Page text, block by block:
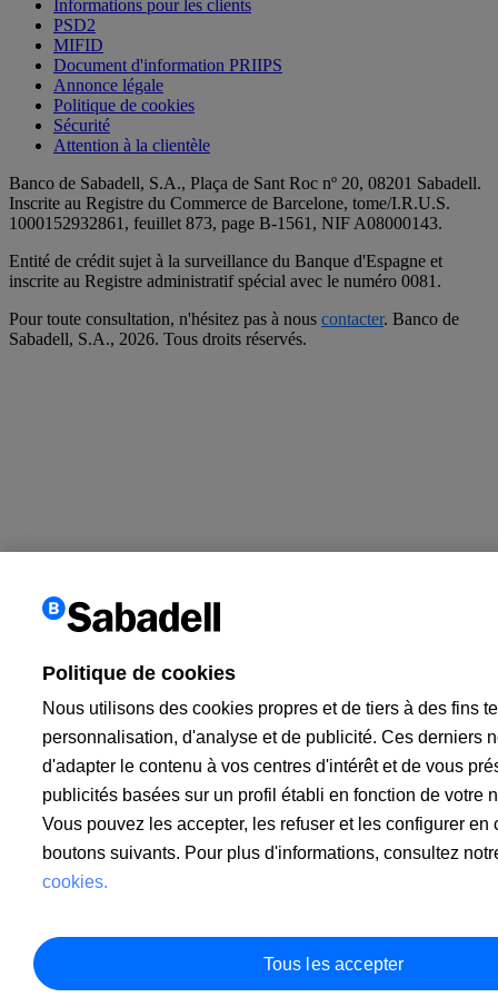
Informations pour les clients
PSD2
MIFID
Document d'information PRIIPS
Annonce légale
Politique de cookies
Sécurité
Attention à la clientèle
Banco de Sabadell, S.A., Plaça de Sant Roc nº 20, 08201 Sabadell.
Inscrite au Registre du Commerce de Barcelone, tome/I.R.U.S.
1000152932861, feuillet 873, page B-1561, NIF A08000143.
Entité de crédit sujet à la surveillance du Banque d'Espagne et
inscrite au Registre administratif spécial avec le numéro 0081.
Pour toute consultation, n'hésitez pas à nous contacter. Banco de
Sabadell, S.A., 2026. Tous droits réservés.
Politique de cookies
Nous utilisons des cookies propres et de tiers à des fins
personnalisation, d'analyse et de publicité. Ces derniers
d'adapter le contenu à vos centres d'intérêt et de vous
publicités basées sur un profil établi en fonction de votre
Vous pouvez les accepter, les refuser et les configurer en
boutons suivants. Pour plus d'informations, consultez
cookies.
Tous les accepter